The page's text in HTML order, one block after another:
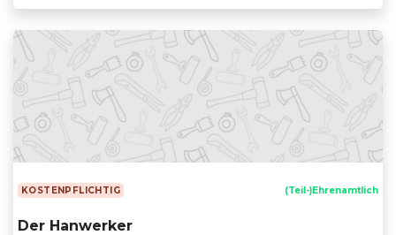
KOSTENPFLICHTIG (Teil-)Ehrenamtlich
Der Hanwerker